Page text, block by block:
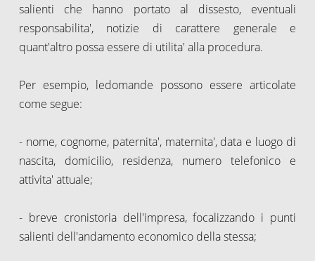
salienti che hanno portato al dissesto, eventuali
responsabilita', notizie di carattere generale e
quant'altro possa essere di utilita' alla procedura.
Per esempio, ledomande possono essere articolate
come segue:
- nome, cognome, paternita', maternita', data e luogo di
nascita, domicilio, residenza, numero telefonico e
attivita' attuale;
- breve cronistoria dell'impresa, focalizzando i punti
salienti dell'andamento economico della stessa;